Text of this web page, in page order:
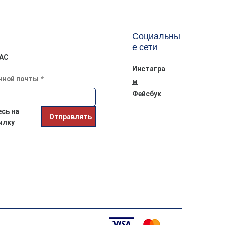
почты *
на
Отправлять
Социальны
е сети
Инстагра
м
Фейсбук